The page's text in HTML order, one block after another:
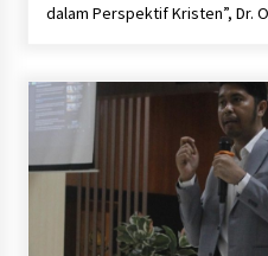
dalam Perspektif Kristen”, Dr.